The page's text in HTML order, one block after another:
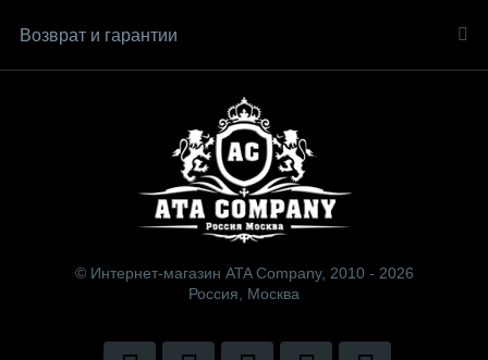
Возврат и гарантии
© Интернет-магазин ATA Company, 2010 - 2026
Россия, Москва